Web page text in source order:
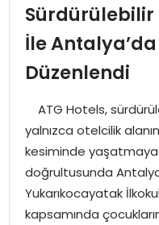
Sürdürülebilir
İle
Düzenlendi
ATG Hotels,
yalnızca otelcilik
kesiminde
doğrultusunda
Yukarıkocayatak
kapsamında